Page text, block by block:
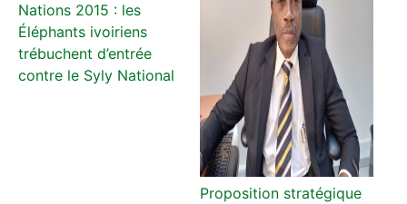
Nations 2015 : les
Éléphants ivoiriens
trébuchent d’entrée
contre le Syly National
Proposition stratégique